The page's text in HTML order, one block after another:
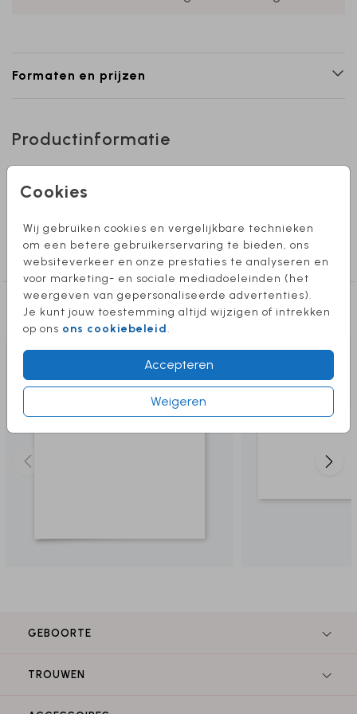
Cookies
Wij gebruiken cookies en vergelijkbare technieken
om een betere gebruikerservaring te bieden, ons
websiteverkeer en onze prestaties te analyseren en
voor marketing- en sociale mediadoeleinden (het
weergeven van gepersonaliseerde advertenties).
Je kunt jouw toestemming altijd wijzigen of intrekken
op ons ons cookiebeleid.
Accepteren
Weigeren
Formaten en prijzen
Productinformatie
blanco-enkel-vierkant-trouwen
Collectie
blanco trouwkaarten
Deze producten vind je misschien ook
leuk
GEBOORTE
TROUWEN